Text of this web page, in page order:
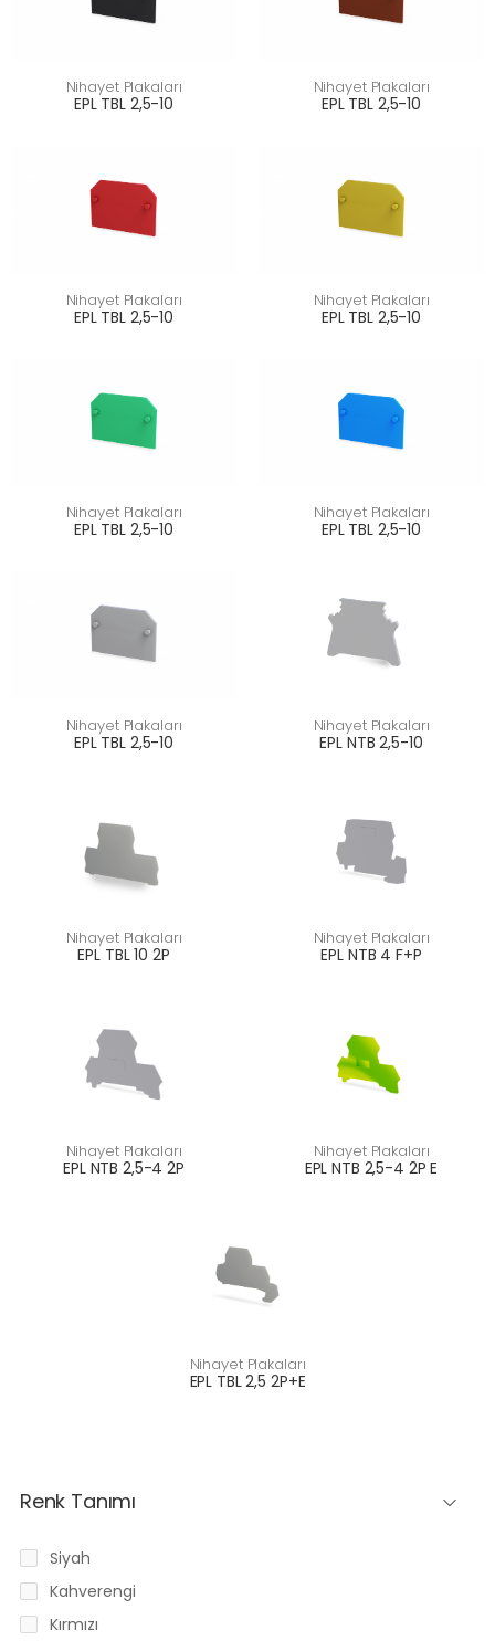
Nihayet Plakaları
EPL TBL 2,5-10
Nihayet Plakaları
EPL TBL 2,5-10
Nihayet Plakaları
EPL TBL 2,5-10
Nihayet Plakaları
EPL TBL 2,5-10
Nihayet Plakaları
EPL TBL 2,5-10
Nihayet Plakaları
EPL TBL 2,5-10
Nihayet Plakaları
EPL TBL 2,5-10
Nihayet Plakaları
EPL NTB 2,5-10
Nihayet Plakaları
EPL TBL 10 2P
Nihayet Plakaları
EPL NTB 4 F+P
Nihayet Plakaları
EPL NTB 2,5-4 2P
Nihayet Plakaları
EPL NTB 2,5-4 2P E
Nihayet Plakaları
EPL TBL 2,5 2P+E
Renk Tanımı
Siyah
Kahverengi
Kırmızı